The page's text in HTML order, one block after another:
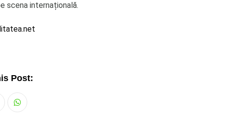
scena internațională.
Post:
Whatsapp